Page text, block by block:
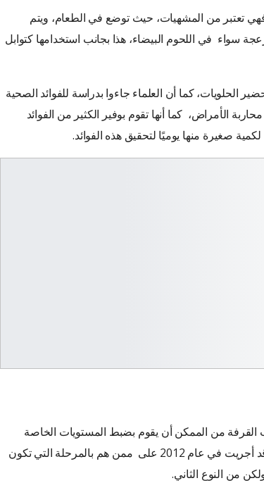
تعتبر من المشهيات، حيث توضع في الطعام، ويتم
سواء في اللحوم البيضاء، هذا بجانب استخدامها كتوابل
الحلويات، كما أن العلماء جاءوا بدراسة للفوائد الصحية
الأمراض، كما أنها تقوم بوفير الكثير من الفوائد
لكمية صغيرة منها يوميًا لتحقيق هذه الفوائد.
من الممكن أن يقوم بضبط المستويات الخاصة
بضغط الدم، وإحدى هذه الدراسات والتي قد أجريت في عام 2012 على ممن هم بالمرحلة التي تكون
من النوع الثاني.